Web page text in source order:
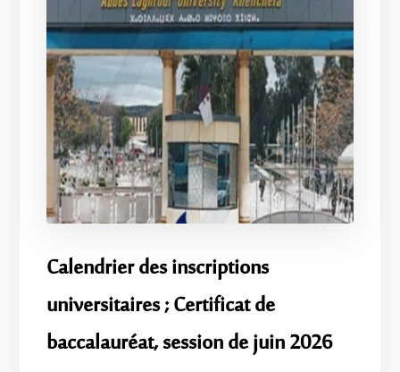
Calendrier des inscriptions
universitaires ; Certificat de
baccalauréat, session de juin 2026